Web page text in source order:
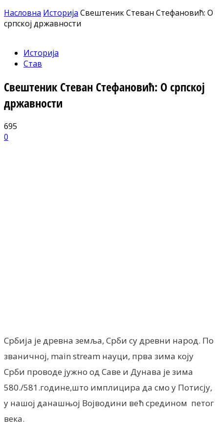
Насловна Историја Свештеник Стеван Стефановић: О
српској државности
Историја
Став
Свештеник Стеван Стефановић: О српској
државности
695
0
Србија је древна земља, Срби су древни народ. По
званичној, main stream науци, прва зима коју
Срби проводе јужно од Саве и Дунава је зима
580./581.године,што имплицира да смо у Потисју,
у нашој данашњој Војводини већ средином петог
века.